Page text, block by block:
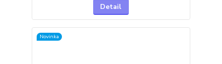
Detail
Novinka